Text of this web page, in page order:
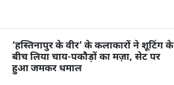
‘हस्तिनापुर के वीर’ के कलाकारों ने शूटिंग के
बीच लिया चाय-पकौड़ों का मज़ा, सेट पर
हुआ जमकर धमाल